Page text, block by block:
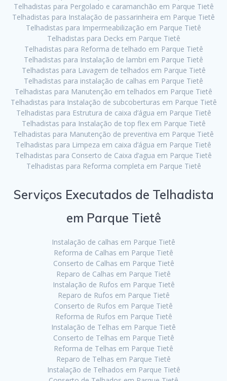
Telhadistas para Pergolado e caramanchão em Parque Tietê
Telhadistas para Instalação de passarinheira em Parque Tietê
Telhadistas para Impermeabilização em Parque Tietê
Telhadistas para Decks em Parque Tietê
Telhadistas para Reforma de telhado em Parque Tietê
Telhadistas para Instalação de lambri em Parque Tietê
Telhadistas para Lavagem de telhados em Parque Tietê
Telhadistas para instalação de calhas em Parque Tietê
Telhadistas para Manutenção em telhados em Parque Tietê
Telhadistas para Instalação de subcoberturas em Parque Tietê
Telhadistas para Estrutura de caixa d’água em Parque Tietê
Telhadistas para Instalação de top flex em Parque Tietê
Telhadistas para Manutenção de preventiva em Parque Tietê
Telhadistas para Limpeza em caixa d’água em Parque Tietê
Telhadistas para Conserto de Caixa d’agua em Parque Tietê
Telhadistas para Reforma completa em Parque Tietê
Serviços Executados de Telhadista
em Parque Tietê
Instalação de calhas em Parque Tietê
Reforma de Calhas em Parque Tietê
Conserto de Calhas em Parque Tietê
Reparo de Calhas em Parque Tietê
Instalação de Rufos em Parque Tietê
Reparo de Rufos em Parque Tietê
Conserto de Rufos em Parque Tietê
Reforma de Rufos em Parque Tietê
Instalação de Telhas em Parque Tietê
Conserto de Telhas em Parque Tietê
Reforma de Telhas em Parque Tietê
Reparo de Telhas em Parque Tietê
Instalação de Telhados em Parque Tietê